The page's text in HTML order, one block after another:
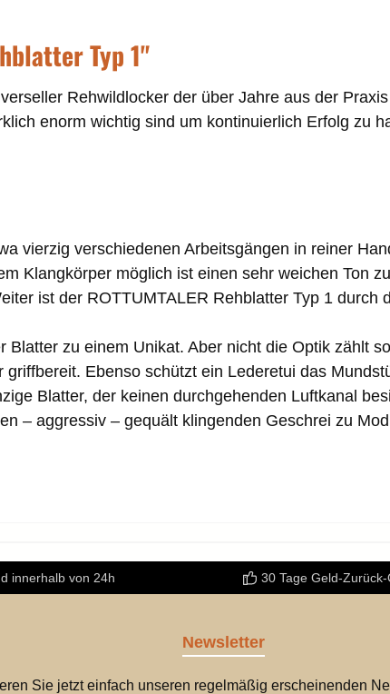
Typ 1"
Rehwildlocker der über Jahre aus der
enorm wichtig sind um kontinuierlich Erfolg zu
vierzig verschiedenen Arbeitsgängen in reiner
Klangkörper möglich ist einen sehr weichen Ton
ist der ROTTUMTALER Rehblatter Typ 1
zu einem Unikat. Aber nicht die Optik zählt
griffbereit. Ebenso schützt ein Lederetui das
Blatter, der keinen durchgehenden Luftkanal
– aggressiv – gequält klingenden Geschrei zu
innerhalb von 24h 30 Tage Geld-
Newsletter
Sie jetzt einfach unseren regelmäßig erscheinenden